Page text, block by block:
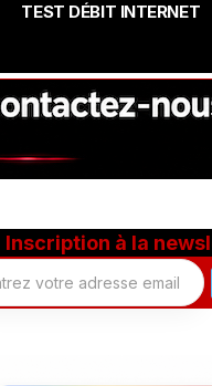
TEST DÉBIT INTERNET
Inscription à la